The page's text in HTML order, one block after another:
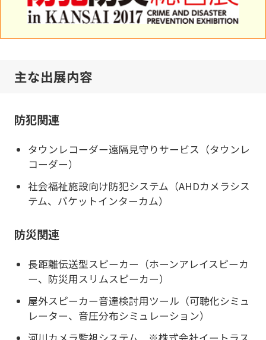
主な出展内容
防犯関連
タウンレコーダー遠隔見守りサービス（タウンレ
コーダー）
社会福祉施設向け防犯システム（AHDカメラシス
テム、パケットインターカム）
防災関連
長距離伝送型スピーカー（ホーンアレイスピーカ
ー、防災用スリムスピーカー）
屋外スピーカー音達検討用ツール（可聴化シミュ
レーター、音圧分布シミュレーション）